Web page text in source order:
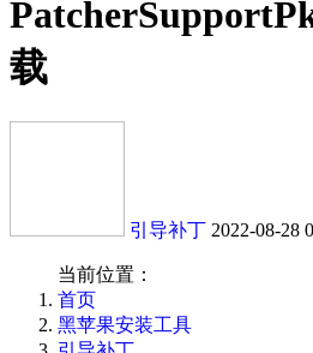
载
引导补丁 2022-08-28 0
当前位置：
首页
黑苹果安装工具